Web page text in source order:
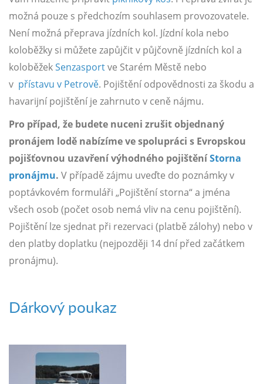
možná pouze s předchozím souhlasem provozovatele.
Není možná přeprava jízdních kol. Jízdní kola nebo
koloběžky si můžete zapůjčit v půjčovně jízdních kol a
koloběžekSenzasportve Starém Městě nebo
v přístavu v Petrově. Pojištění odpovědnosti za škodu a
havarijní pojištění je zahrnuto v ceně nájmu.
Pro případ, že budete nuceni zrušit objednaný
pronájem lodě nabízíme ve spolupráci s Evropskou
pojišťovnou uzavření výhodného pojištěníStorna
pronájmu. V případě zájmu uveďte do poznámky v
poptávkovém formuláři „Pojištění storna“ a jména
všech osob (počet osob nemá vliv na cenu pojištění).
Pojištění lze sjednat při rezervaci (platbě zálohy) nebo v
den platby doplatku (nejpozději 14 dní před začátkem
pronájmu).
Dárkový poukaz